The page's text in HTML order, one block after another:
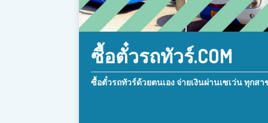
ซื้อตั๋วรถทัวร์.COM
ซื้อตั๋วรถทัวร์ด้วยตนเอง จ่ายเงินผ่านเซเว่น ทุกสา